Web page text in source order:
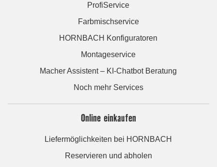
ProfiService
Farbmischservice
HORNBACH Konfiguratoren
Montageservice
Macher Assistent – KI-Chatbot Beratung
Noch mehr Services
Online einkaufen
Liefermöglichkeiten bei HORNBACH
Reservieren und abholen